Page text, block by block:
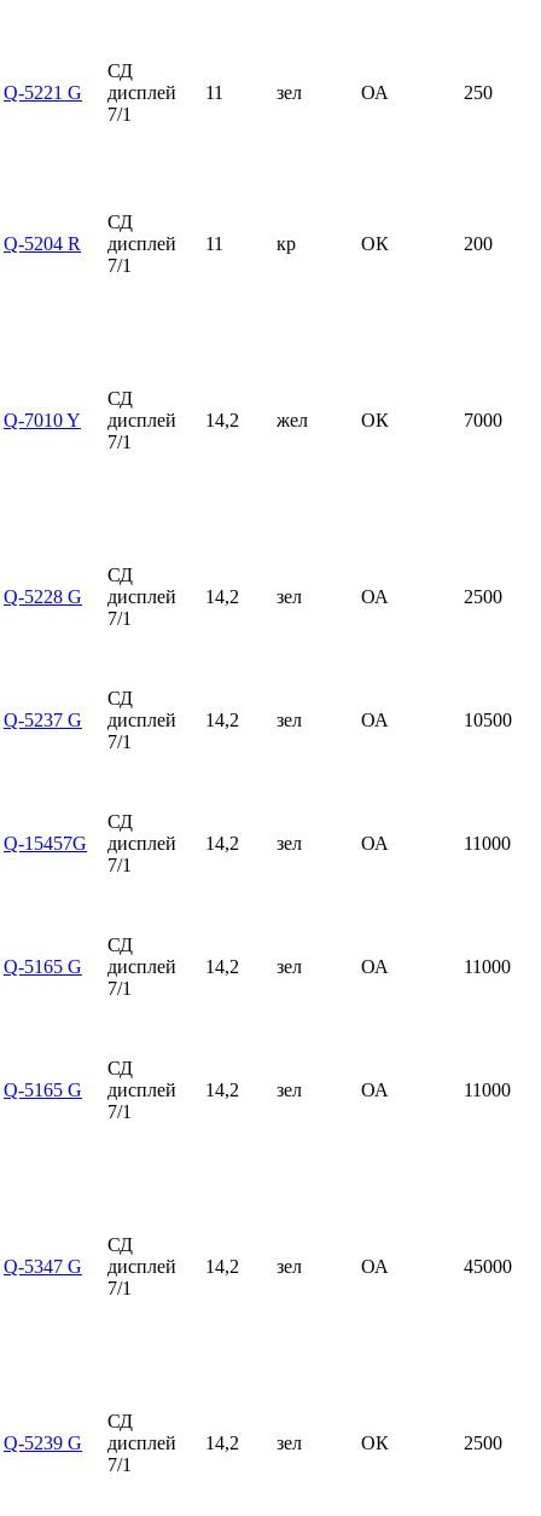
Q-5221 G
СД
дисплей
7/1
11 зел ОА 250
Q-5204 R
СД
дисплей
7/1
11 кр ОК 200
Q-7010 Y
СД
дисплей
7/1
14,2 жел ОК 7000
Q-5228 G
СД
дисплей
7/1
14,2 зел ОА 2500
Q-5237 G
СД
дисплей
7/1
14,2 зел ОА 10500
Q-15457G
СД
дисплей
7/1
14,2 зел ОА 11000
Q-5165 G
СД
дисплей
7/1
14,2 зел ОА 11000
Q-5165 G
СД
дисплей
7/1
14,2 зел ОА 11000
Q-5347 G
СД
дисплей
7/1
14,2 зел ОА 45000
Q-5239 G
СД
дисплей
7/1
14,2 зел ОК 2500